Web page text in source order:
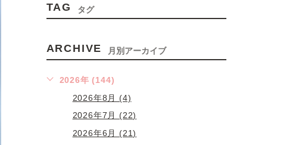
TAG タグ
ARCHIVE 月別アーカイブ
2026年 (144)
2026年8月 (4)
2026年7月 (22)
2026年6月 (21)